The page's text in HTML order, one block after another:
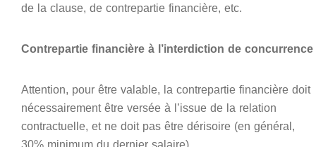
de la clause, de contrepartie financière, etc.
Contrepartie financière à l’interdiction de concurrence
Attention, pour être valable, la contrepartie financière doit
nécessairement être versée à l’issue de la relation
contractuelle, et ne doit pas être dérisoire (en général,
30% minimum du dernier salaire).